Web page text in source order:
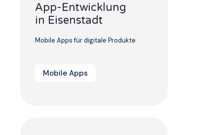
App-Entwicklung
in Eisenstadt
Mobile Apps für digitale Produkte
Mobile Apps